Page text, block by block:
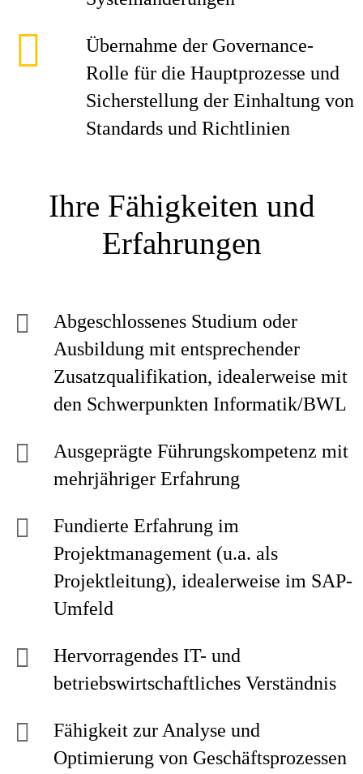
Übernahme der Governance-
Rolle für die Hauptprozesse und
Sicherstellung der Einhaltung von
Standards und Richtlinien
Ihre Fähigkeiten und
Erfahrungen
Abgeschlossenes Studium oder
Ausbildung mit entsprechender
Zusatzqualifikation, idealerweise mit
den Schwerpunkten Informatik/BWL
Ausgeprägte Führungskompetenz mit
mehrjähriger Erfahrung
Fundierte Erfahrung im
Projektmanagement (u.a. als
Projektleitung), idealerweise im SAP-
Umfeld
Hervorragendes IT- und
betriebswirtschaftliches Verständnis
Fähigkeit zur Analyse und
Optimierung von Geschäftsprozessen